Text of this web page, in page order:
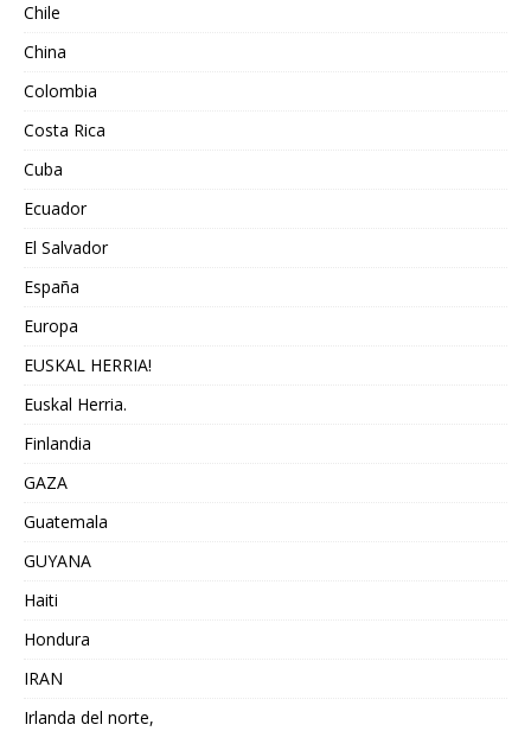
Chile
China
Colombia
Costa Rica
Cuba
Ecuador
El Salvador
España
Europa
EUSKAL HERRIA!
Euskal Herria.
Finlandia
GAZA
Guatemala
GUYANA
Haiti
Hondura
IRAN
Irlanda del norte,